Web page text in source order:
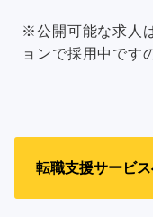
※公開可能な求人
ョンで採用中です
転職支援サービ